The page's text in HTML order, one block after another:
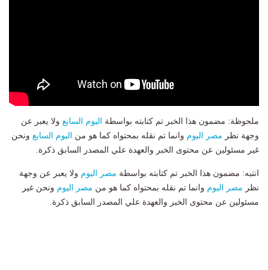
ملحوظة: مضمون هذا الخبر تم كتابته بواسطة اليوم السابع ولا يعبر عن
وجهة نظر مصر اليوم وانما تم نقله بمحتواه كما هو من اليوم السابع ونحن
غير مسئولين عن محتوى الخبر والعهدة علي المصدر السابق ذكرة.
انتبه: مضمون هذا الخبر تم كتابته بواسطة مصر اليوم ولا يعبر عن وجهة
نظر مصر اليوم وانما تم نقله بمحتواه كما هو من مصر اليوم ونحن غير
مسئولين عن محتوى الخبر والعهدة علي المصدر السابق ذكرة.